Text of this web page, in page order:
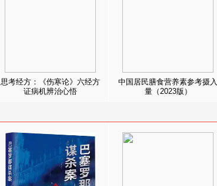
思考经方：《伤寒论》六经方
证病机辨治心悟
中国居民膳食营养素参考摄入
量（2023版）